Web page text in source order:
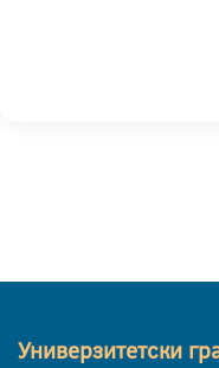
Универзитетски